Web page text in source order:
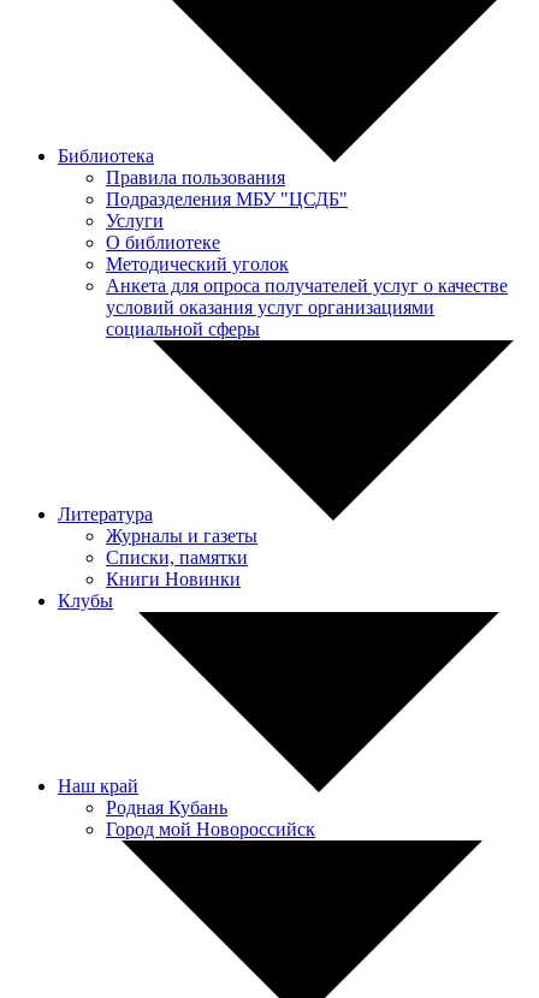
Библиотека
Правила пользования
Подразделения МБУ "ЦСДБ"
Услуги
О библиотеке
Методический уголок
Анкета для опроса получателей услуг о качестве
условий оказания услуг организациями
социальной сферы
Литература
Журналы и газеты
Списки, памятки
Книги Новинки
Клубы
Наш край
Родная Кубань
Город мой Новороссийск